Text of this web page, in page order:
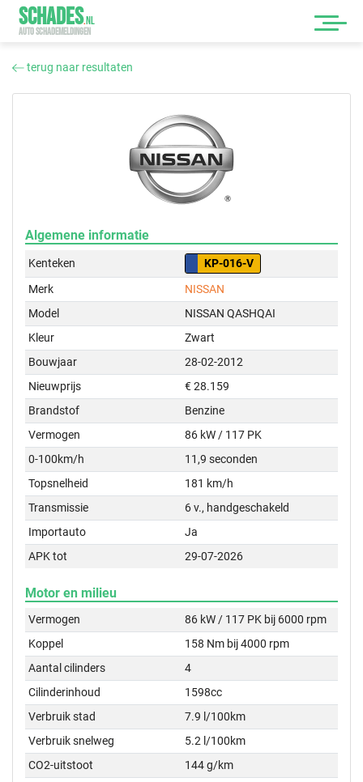
SCHADES.NL
AUTO SCHADEMELDINGEN
terug naar resultaten
Algemene informatie
Kenteken
KP-016-V
Merk
NISSAN
Model
NISSAN QASHQAI
Kleur
Zwart
Bouwjaar
28-02-2012
Nieuwprijs
€ 28.159
Brandstof
Benzine
Vermogen
86 kW / 117 PK
0-100km/h
11,9 seconden
Topsnelheid
181 km/h
Transmissie
6 v., handgeschakeld
Importauto
Ja
APK tot
29-07-2026
Motor en milieu
Vermogen
86 kW / 117 PK bij 6000 rpm
Koppel
158 Nm bij 4000 rpm
Aantal cilinders
4
Cilinderinhoud
1598cc
Verbruik stad
7.9 l/100km
Verbruik snelweg
5.2 l/100km
CO2-uitstoot
144 g/km